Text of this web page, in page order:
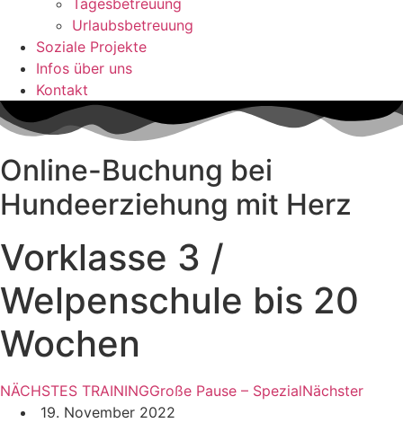
Tagesbetreuung
Urlaubsbetreuung
Soziale Projekte
Infos über uns
Kontakt
Online-Buchung bei
Hundeerziehung mit Herz
Vorklasse 3 /
Welpenschule bis 20
Wochen
NÄCHSTES TRAININGGroße Pause – SpezialNächster
19. November 2022